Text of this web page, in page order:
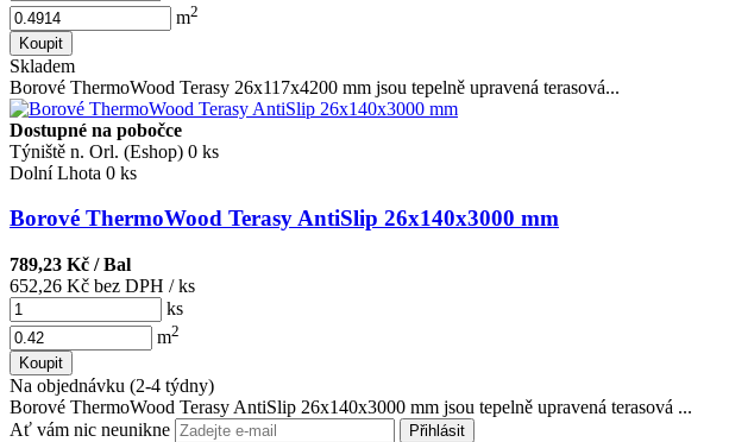
m2
Koupit
Skladem
Borové ThermoWood Terasy 26x117x4200 mm jsou tepelně upravená terasová...
Dostupné na pobočce
Týniště n. Orl. (Eshop) 0 ks
Dolní Lhota 0 ks
Borové ThermoWood Terasy AntiSlip 26x140x3000 mm
789,23 Kč / Bal
652,26 Kč bez DPH / ks
ks
m2
Koupit
Na objednávku (2-4 týdny)
Borové ThermoWood Terasy AntiSlip 26x140x3000 mm jsou tepelně upravená terasová ...
Ať vám nic neunikne
Přihlásit